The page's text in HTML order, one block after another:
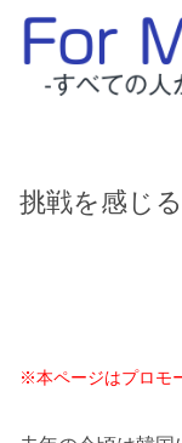
挑戦を感じ
※本ページはプロモ